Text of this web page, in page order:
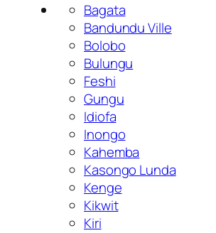
Bagata
Bandundu Ville
Bolobo
Bulungu
Feshi
Gungu
Idiofa
Inongo
Kahemba
Kasongo Lunda
Kenge
Kikwit
Kiri